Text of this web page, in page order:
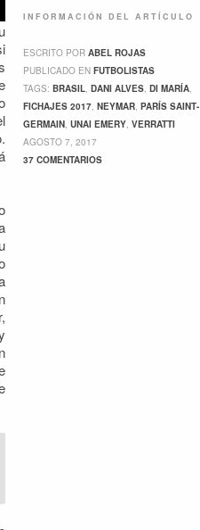
INFORMACIÓN DEL ARTÍCULO
ESCRITO POR ABEL ROJAS
PUBLICADO EN FUTBOLISTAS
TAGS: BRASIL, DANI ALVES, DI MARÍA,
FICHAJES 2017, NEYMAR, PARÍS SAINT-
GERMAIN, UNAI EMERY, VERRATTI
AGOSTO 7, 2017
37 COMENTARIOS